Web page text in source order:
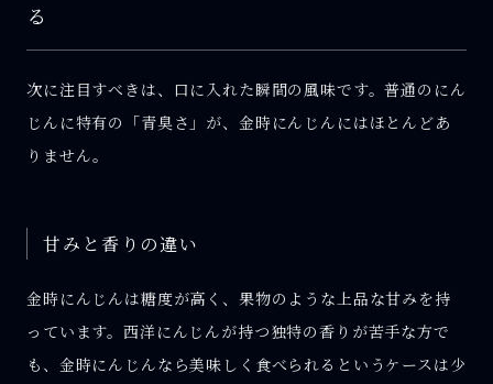
る
次に注目すべきは、口に入れた瞬間の風味です。普通のにん
じんに特有の「青臭さ」が、金時にんじんにはほとんどあ
りません。
甘みと香りの違い
金時にんじんは糖度が高く、果物のような上品な甘みを持
っています。西洋にんじんが持つ独特の香りが苦手な方で
も、金時にんじんなら美味しく食べられるというケースは少